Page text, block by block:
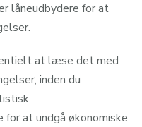
låneudbydere for at
at læse det med
inden du
at undgå økonomiske